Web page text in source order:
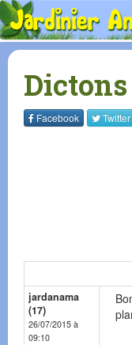
Dictons
Facebook Twitter
jardanama
(17)
26/07/2015 à
09:10